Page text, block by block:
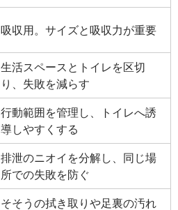
吸収用。サイズと吸収力が重要
生活スペースとトイレを区切
り、失敗を減らす
行動範囲を管理し、トイレへ誘
導しやすくする
排泄のニオイを分解し、同じ場
所での失敗を防ぐ
そそうの拭き取りや足裏の汚れ